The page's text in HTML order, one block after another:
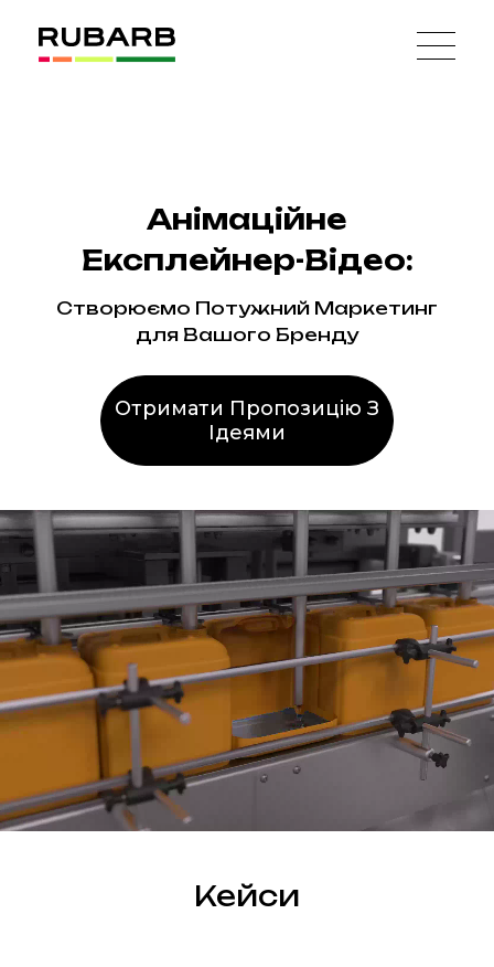
Анімаційне
Експлейнер-Відео:
Створюємо Потужний Маркетинг
для Вашого Бренду
Отримати Пропозицію З
Ідеями
Кейси
Родіон
Маркетинговий стратег
Цей фахівець
розробляє та
реалізує
маркетингові
стратегії і тактики
для просування
продукту.
Креативний
підхід та
нестандартні
рішення.
8 років роботи з
потужними